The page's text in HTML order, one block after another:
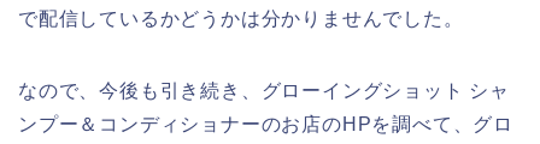
で配信しているかどうかは分かりませんでした。
なので、今後も引き続き、グローイングショット シャ
ンプー＆コンディショナーのお店のHPを調べて、グロ